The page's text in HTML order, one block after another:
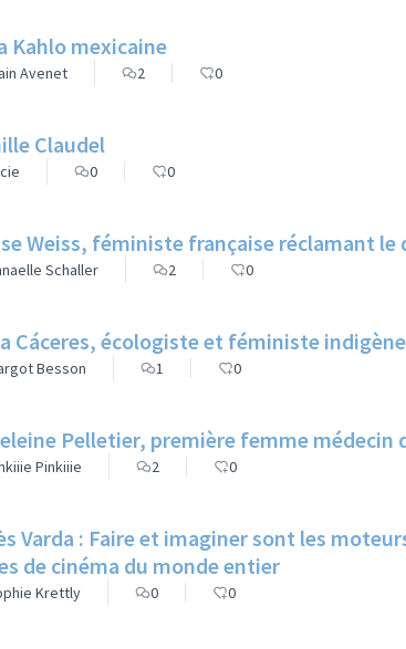
Kahlo mexicaine
Avenet 2 0
Claudel
0 0
Weiss, féministe française réclamant
Schaller 2 0
Cáceres, écologiste et féministe
Besson 1 0
Pelletier, première femme médecin
Pinkiiie 2 0
Varda : Faire et imaginer sont les
de cinéma du monde entier
Krettly 0 0